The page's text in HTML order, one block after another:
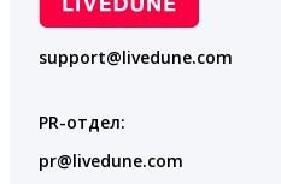
support@livedune.com
PR-отдел:
pr@livedune.com